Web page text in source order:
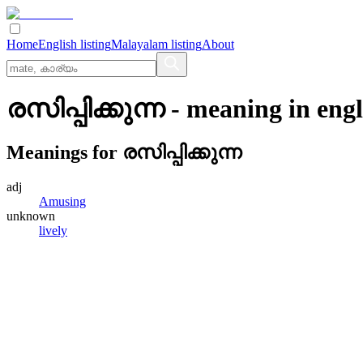
HomeEnglish listingMalayalam listingAbout
രസിപ്പിക്കുന്ന- meaning in
Meanings for രസിപ്പിക്കുന്ന
adj
Amusing
unknown
lively